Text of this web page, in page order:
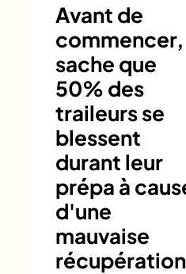
Avant de
commencer,
sache que
50% des
traileurs se
blessent
durant leur
prépa à
d'une
mauvaise